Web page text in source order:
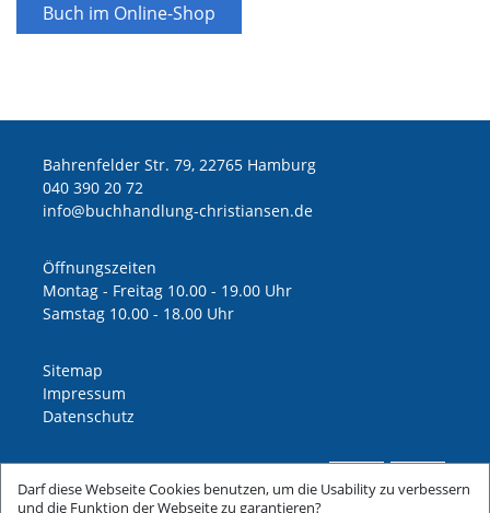
Buch im Online-Shop
Bahrenfelder Str. 79, 22765 Hamburg
040 390 20 72
ed.nesnaitsirhc-gnuldnahhcub@ofni
Öffnungszeiten
Montag - Freitag 10.00 - 19.00 Uhr
Samstag 10.00 - 18.00 Uhr
Sitemap
Impressum
Datenschutz
Darf diese Webseite Cookies benutzen, um die Usability zu verbessern
und die Funktion der Webseite zu garantieren?